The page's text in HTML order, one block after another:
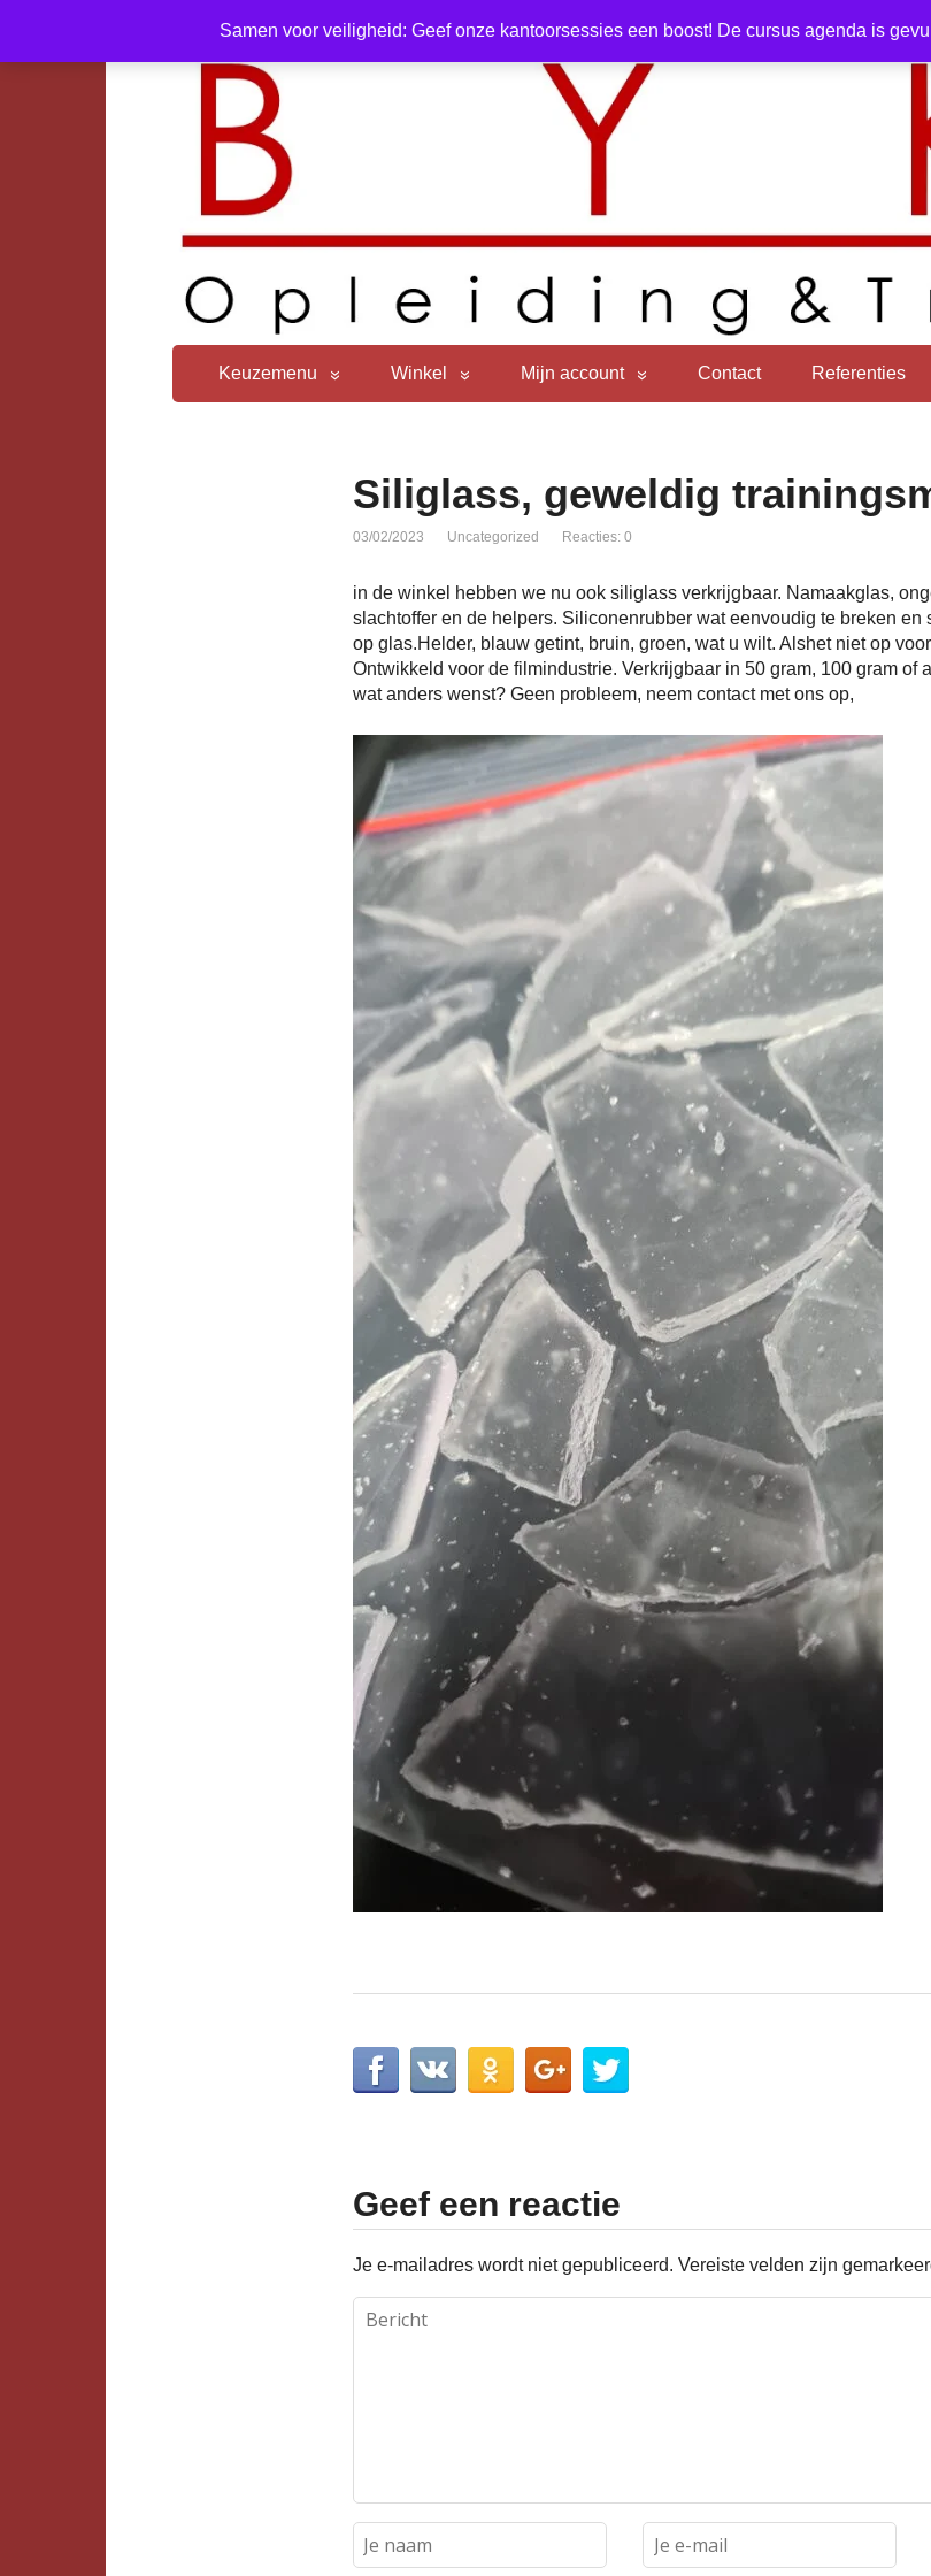
Samen voor veiligheid: Geef onze kantoorsessies een boost! De cursus agenda is
Keuzemenu Winkel Mijn account Contact Referenties
Siliglass, geweldig
03/02/2023 Uncategorized Reacties: 0
in de winkel hebben we nu ook siliglass verkrijgbaar. Namaakglas,
slachtoffer en de helpers. Siliconenrubber wat eenvoudig te breken
op glas.Helder, blauw getint, bruin, groen, wat u wilt. Alshet niet op
Ontwikkeld voor de filmindustrie. Verkrijgbaar in 50 gram, 100 gram of
wat anders wenst? Geen probleem, neem contact met ons op,
Geef een reactie
Je e-mailadres wordt niet gepubliceerd. Vereiste velden zijn